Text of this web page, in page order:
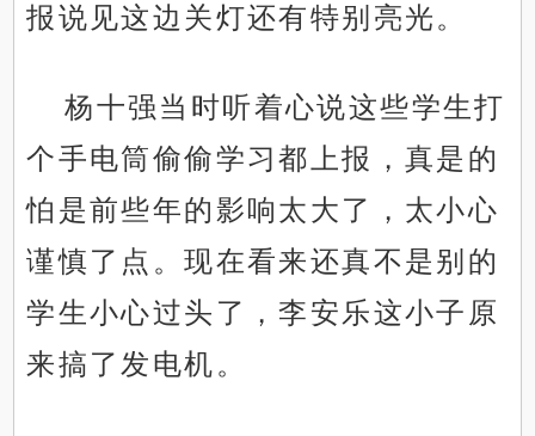
报说见这边关灯还有特别亮光。
杨十强当时听着心说这些学生打
个手电筒偷偷学习都上报，真是的
怕是前些年的影响太大了，太小心
谨慎了点。现在看来还真不是别的
学生小心过头了，李安乐这小子原
来搞了发电机。